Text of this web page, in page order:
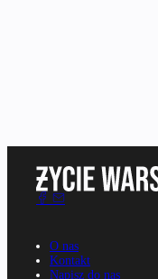
O nas
Kontakt
Napisz do nas